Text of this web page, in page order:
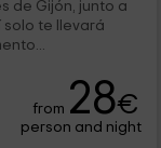
de Gijón, junto a
solo te llevará
from 28€
person and night